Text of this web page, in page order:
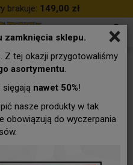
×
zamknięcia sklepu.
Z tej okazji przygotowaliśmy
asortymentu.
nawet 50%!
nasze produkty w tak
obowiązują do wyczerpania
brakuje: 149,00 zł